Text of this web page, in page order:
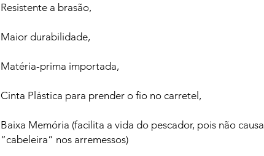
Resistente a brasão,
Maior durabilidade,
Matéria-prima importada,
Cinta Plástica para prender o fio no carretel,
Baixa Memória (facilita a vida do pescador, pois não causa
“cabeleira” nos arremessos)